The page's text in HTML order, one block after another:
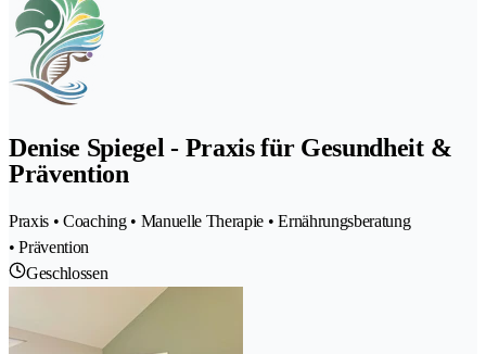
Denise Spiegel - Praxis für Gesundheit &
Prävention
Praxis • Coaching • Manuelle Therapie • Ernährungsberatung
• Prävention
Geschlossen